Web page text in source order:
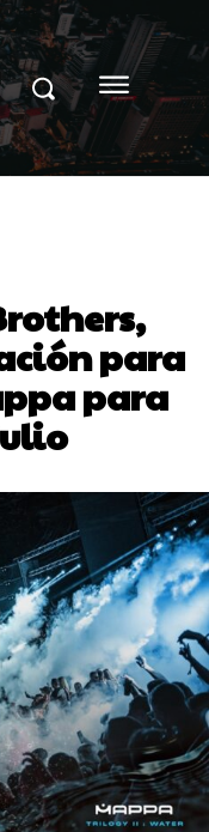
para
para